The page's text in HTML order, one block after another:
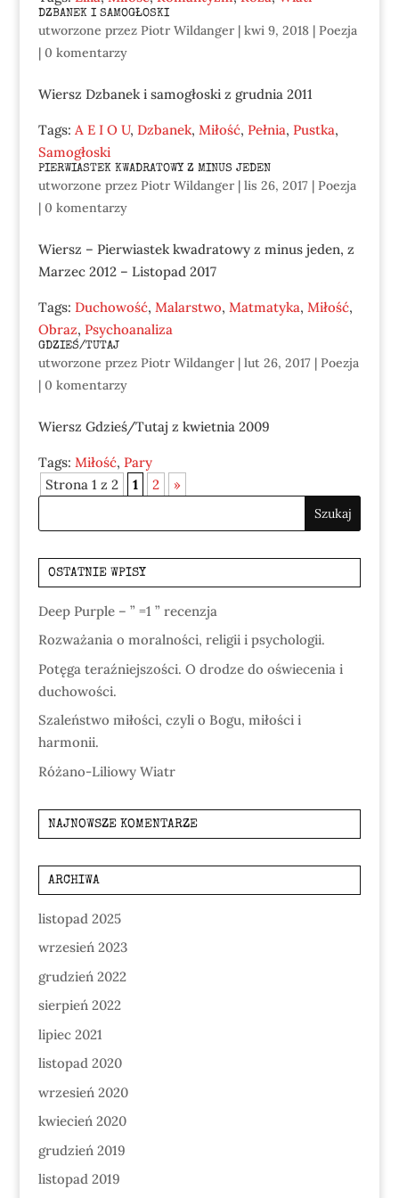
DZBANEK I SAMOGŁOSKI
utworzone przez Piotr Wildanger| kwi 9, 2018| Poezja
| 0 komentarzy
Wiersz Dzbanek i samogłoski z grudnia 2011
Tags: A E I O U, Dzbanek, Miłość, Pełnia, Pustka,
Samogłoski
PIERWIASTEK KWADRATOWY Z MINUS JEDEN
utworzone przez Piotr Wildanger| lis 26, 2017| Poezja
| 0 komentarzy
Wiersz – Pierwiastek kwadratowy z minus jeden, z
Marzec 2012 – Listopad 2017
Tags: Duchowość, Malarstwo, Matmatyka, Miłość,
Obraz, Psychoanaliza
GDZIEŚ/TUTAJ
utworzone przez Piotr Wildanger| lut 26, 2017| Poezja
| 0 komentarzy
Wiersz Gdzieś/Tutaj z kwietnia 2009
Tags: Miłość, Pary
Strona 1 z 2
1 2 »
OSTATNIE WPISY
Deep Purple – ” =1 ” recenzja
Rozważania o moralności, religii i psychologii.
Potęga teraźniejszości. O drodze do oświecenia i
duchowości.
Szaleństwo miłości, czyli o Bogu, miłości i
harmonii.
Różano-Liliowy Wiatr
NAJNOWSZE KOMENTARZE
ARCHIWA
listopad 2025
wrzesień 2023
grudzień 2022
sierpień 2022
lipiec 2021
listopad 2020
wrzesień 2020
kwiecień 2020
grudzień 2019
listopad 2019